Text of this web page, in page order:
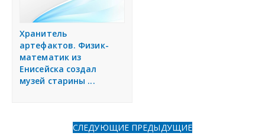
История города
Разместить объявление
Регионы России
Хранитель
артефактов. Физик-
математик из
Енисейска создал
музей старины ...
СЛЕДУЮЩИЕ ПРЕДЫДУЩИЕ